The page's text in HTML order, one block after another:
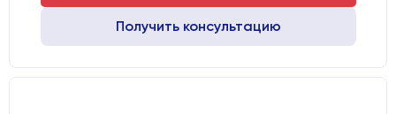
Получить консультацию